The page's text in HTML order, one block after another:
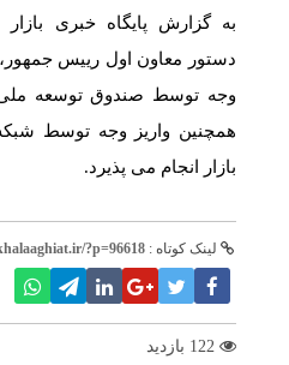
به گزارش پایگاه خبری
دستور معاون اول رییس
وجه توسط صندوق توسعه ملی
همچنین واریز وجه توسط
بازار انجام می پذیرد.
لینک کوتاه : ?p=96618